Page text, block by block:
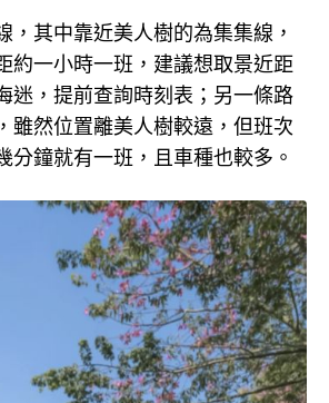
，其中靠近美人樹的為集集線，
約一小時一班，建議想取景近距
迷，提前查詢時刻表；另一條路
雖然位置離美人樹較遠，但班次
分鐘就有一班，且車種也較多。